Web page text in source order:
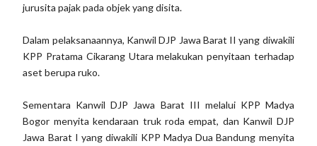
jurusita pajak pada objek yang disita.
Dalam pelaksanaannya, Kanwil DJP Jawa Barat II yang diwakili
KPP Pratama Cikarang Utara melakukan penyitaan terhadap
aset berupa ruko.
Sementara Kanwil DJP Jawa Barat III melalui KPP Madya
Bogor menyita kendaraan truk roda empat, dan Kanwil DJP
Jawa Barat I yang diwakili KPP Madya Dua Bandung menyita